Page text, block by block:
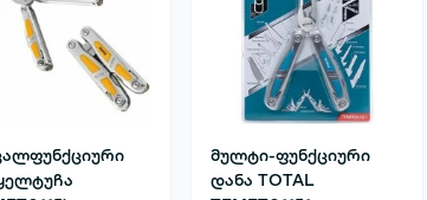
მულტი-ფუნქციური
დანა TOTAL